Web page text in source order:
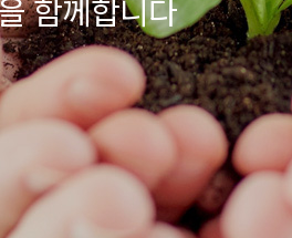
함께합니다